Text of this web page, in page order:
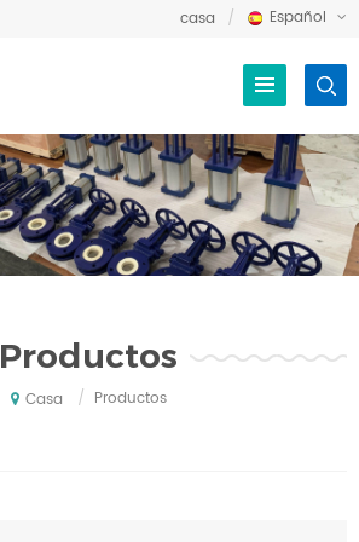
Español
casa
Productos
Casa / Productos